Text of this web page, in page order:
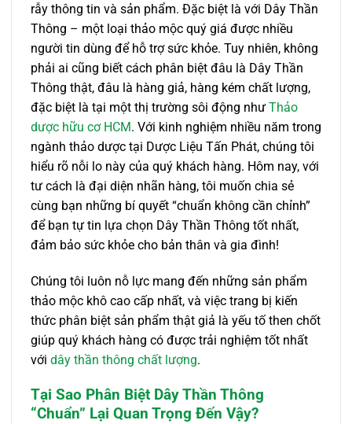
rẫy thông tin và sản phẩm. Đặc biệt là với Dây Thần
Thông – một loại thảo mộc quý giá được nhiều
người tin dùng để hỗ trợ sức khỏe. Tuy nhiên, không
phải ai cũng biết cách phân biệt đâu là Dây Thần
Thông thật, đâu là hàng giả, hàng kém chất lượng,
đặc biệt là tại một thị trường sôi động như Thảo
dược hữu cơ HCM. Với kinh nghiệm nhiều năm trong
ngành thảo dược tại Dược Liệu Tấn Phát, chúng tôi
hiểu rõ nỗi lo này của quý khách hàng. Hôm nay, với
tư cách là đại diện nhãn hàng, tôi muốn chia sẻ
cùng bạn những bí quyết “chuẩn không cần chỉnh”
để bạn tự tin lựa chọn Dây Thần Thông tốt nhất,
đảm bảo sức khỏe cho bản thân và gia đình!
Chúng tôi luôn nỗ lực mang đến những sản phẩm
thảo mộc khô cao cấp nhất, và việc trang bị kiến
thức phân biệt sản phẩm thật giả là yếu tố then chốt
giúp quý khách hàng có được trải nghiệm tốt nhất
với dây thần thông chất lượng.
Tại Sao Phân Biệt Dây Thần Thông
“Chuẩn” Lại Quan Trọng Đến Vậy?